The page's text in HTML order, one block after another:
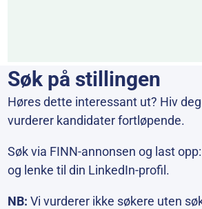
Søk på stillingen
Høres dette interessant ut? Hiv
vurderer kandidater fortløpende.
Søk via FINN-annonsen og last
og lenke til din LinkedIn-profil.
NB:Vi vurderer ikke søkere uten